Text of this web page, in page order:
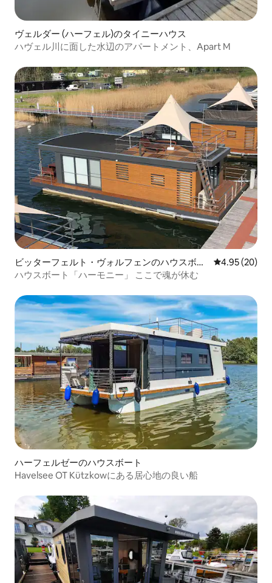
ヴェルダー (ハーフェル)のタイニーハウス
ハヴェル川に面した水辺のアパートメント、Apart M
ビッターフェルト・ヴォルフェンのハウスボー
ト
レビュー20
4.95 (20)
ハウスボート「ハーモニー」 ここで魂が休む
ハーフェルゼーのハウスボート
Havelsee OT Kützkowにある居心地の良い船